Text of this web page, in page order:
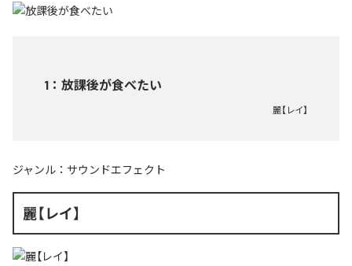
1 ： 放課後が食べたい
麗【レイ】
ジャンル： サウンドエフェクト
麗【レイ】